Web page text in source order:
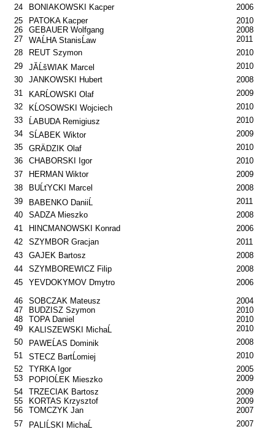
24
BONIAKOWSKI Kacper
2006
25
PATOKA Kacper
2010
26
GEBAUER Wolfgang
2008
27
WAĹHA StanisĹaw
2011
28
REUT Szymon
2010
29
JĂĹšWIAK Marcel
2010
30
JANKOWSKI Hubert
2008
31
KARĹOWSKI Olaf
2009
32
KĹOSOWSKI Wojciech
2010
33
ĹABUDA Remigiusz
2010
34
SĹABEK Wiktor
2009
35
GRÄDZIK Olaf
2010
36
CHABORSKI Igor
2010
37
HERMAN Wiktor
2009
38
BUĹťYCKI Marcel
2008
39
BABENKO DaniiĹ
2011
40
SADZA Mieszko
2008
41
HINCMANOWSKI Konrad
2006
42
SZYMBOR Gracjan
2011
43
GAJEK Bartosz
2008
44
SZYMBOREWICZ Filip
2008
45
YEVDOKYMOV Dmytro
2006
46
SOBCZAK Mateusz
2004
47
BUDZISZ Szymon
2010
48
TOPA Daniel
2010
49
KALISZEWSKI MichaĹ
2010
50
PAWEĹAS Dominik
2008
51
STECZ BartĹomiej
2010
52
TYRKA Igor
2005
53
POPIOĹEK Mieszko
2009
54
TRZECIAK Bartosz
2009
55
KORTAS Krzysztof
2009
56
TOMCZYK Jan
2007
57
PALIĹSKI MichaĹ 2007